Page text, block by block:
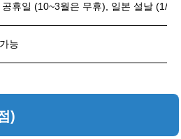
공휴일 (10~3월은 무휴), 일본 설날 (1/
능
)